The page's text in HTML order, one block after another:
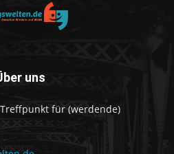
uns
für (werdende)